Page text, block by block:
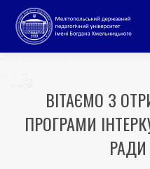
ВІТАЄМО З
ПРОГРАМИ